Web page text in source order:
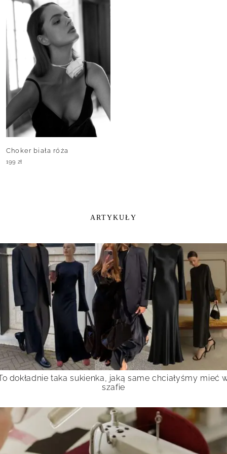
Choker biała róża
199 zł
ARTYKUŁY
dokładnie taka sukienka, jaką same chciałyśmy mieć
szafie